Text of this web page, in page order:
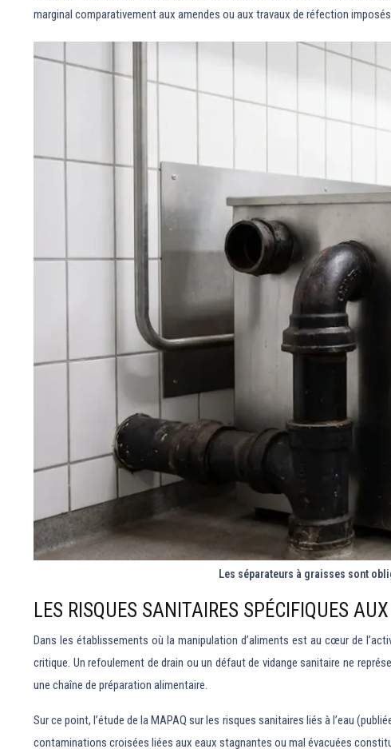
marginal comparativement aux amendes ou aux travaux de réfection
Les séparateurs à graisses sont
LES RISQUES SANITAIRES SPÉCIFIQUES
Dans les établissements où la manipulation d’aliments est au cœur de
critique. Un refoulement de drain ou un défaut de vidange sanitaire ne
une chaîne de préparation alimentaire.
Sur ce point, l’étude de la MAPAQ sur les risques sanitaires liés à l’eau
contaminations croisées liées aux eaux stagnantes ou mal évacuées